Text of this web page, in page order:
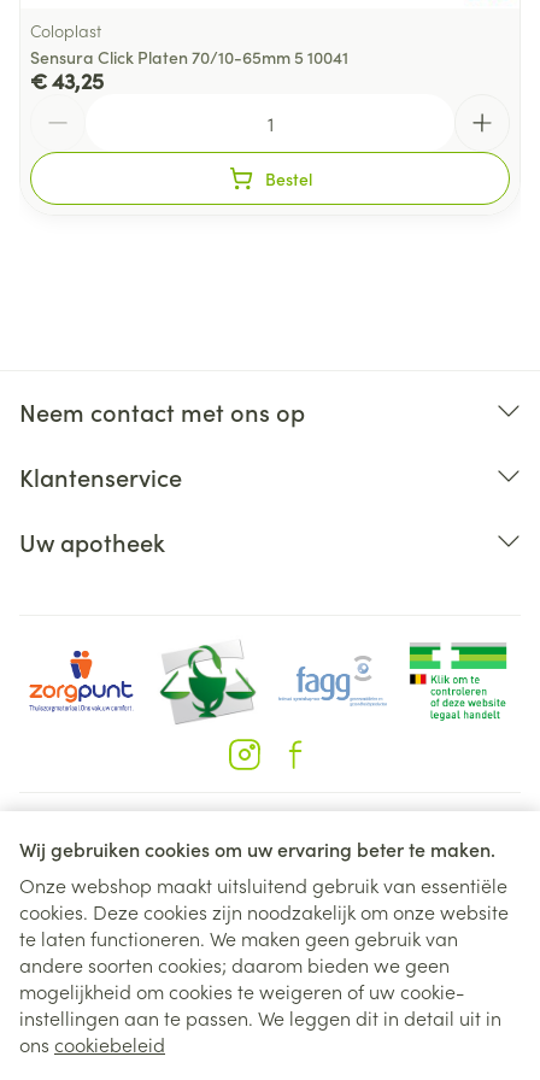
Wij gebruiken cookies om uw ervaring beter te maken.
Onze webshop maakt uitsluitend gebruik van essentiële
cookies. Deze cookies zijn noodzakelijk om onze website
te laten functioneren. We maken geen gebruik van
andere soorten cookies; daarom bieden we geen
mogelijkheid om cookies te weigeren of uw cookie-
instellingen aan te passen. We leggen dit in detail uit in
ons cookiebeleid
Coloplast
Sensura Click Platen 70/10-65mm 5 10041
€ 43,25
Bestel
Neem contact met ons op
Klantenservice
Uw apotheek
Juridische links